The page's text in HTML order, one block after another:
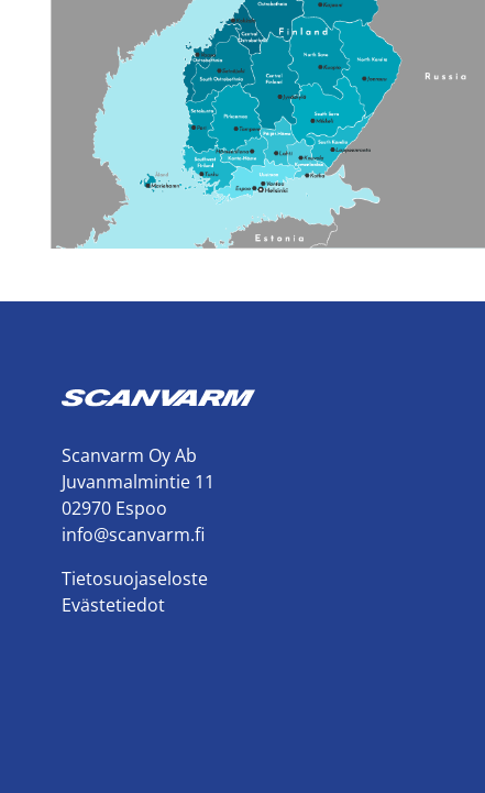
Scanvarm Oy Ab
Juvanmalmintie 11
02970 Espoo
info@scanvarm.fi
Tietosuojaseloste
Evästetiedot